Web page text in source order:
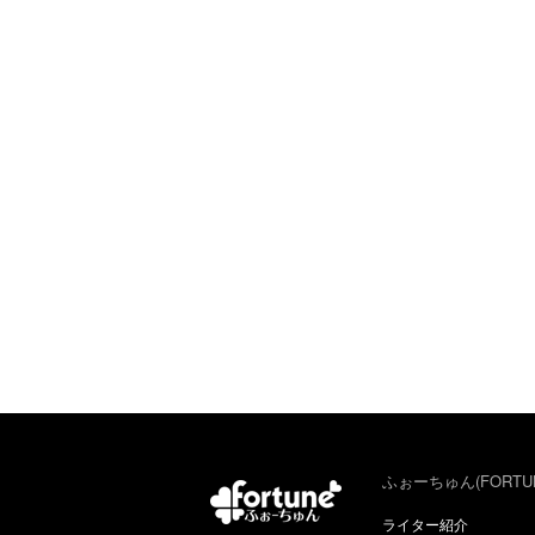
ふぉーちゅん
ライター紹介